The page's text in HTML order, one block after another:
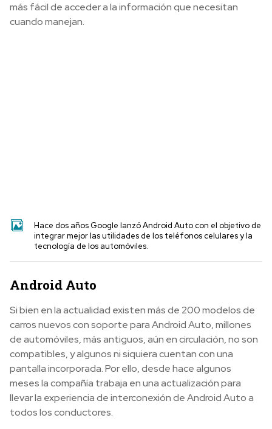
más fácil de acceder a la información que necesitan
cuando manejan.
Hace dos años Google lanzó Android Auto con el objetivo de
integrar mejor las utilidades de los teléfonos celulares y la
tecnología de los automóviles.
Android Auto
Si bien en la actualidad existen más de 200 modelos de
carros nuevos con soporte para Android Auto, millones
de automóviles, más antiguos, aún en circulación, no son
compatibles, y algunos ni siquiera cuentan con una
pantalla incorporada. Por ello, desde hace algunos
meses la compañía trabaja en una actualización para
llevar la experiencia de interconexión de Android Auto a
todos los conductores.